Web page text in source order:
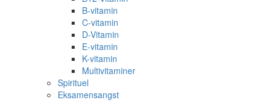
B-vitamin
C-vitamin
D-Vitamin
E-vitamin
K-vitamin
Multivitaminer
Spirituel
Eksamensangst